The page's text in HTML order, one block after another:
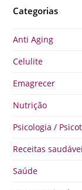
Categorias
Anti Aging
Celulite
Emagrecer
Nutrição
Psicologia /
Receitas
Saúde